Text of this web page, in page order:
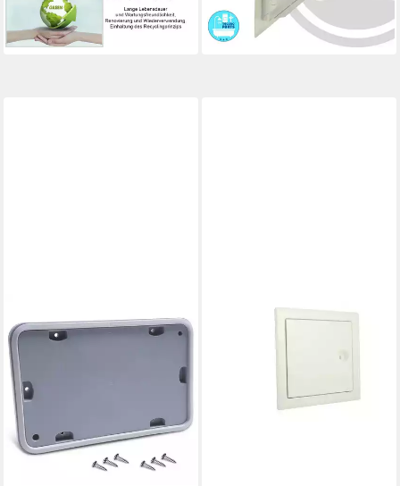
Feuchtraumgeeignet -
Witterungsbeständig
-53%
lieferbar - in 2-3 Werktagen bei dir